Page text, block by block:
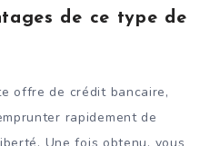
de ce type de
offre de crédit bancaire,
rapidement de